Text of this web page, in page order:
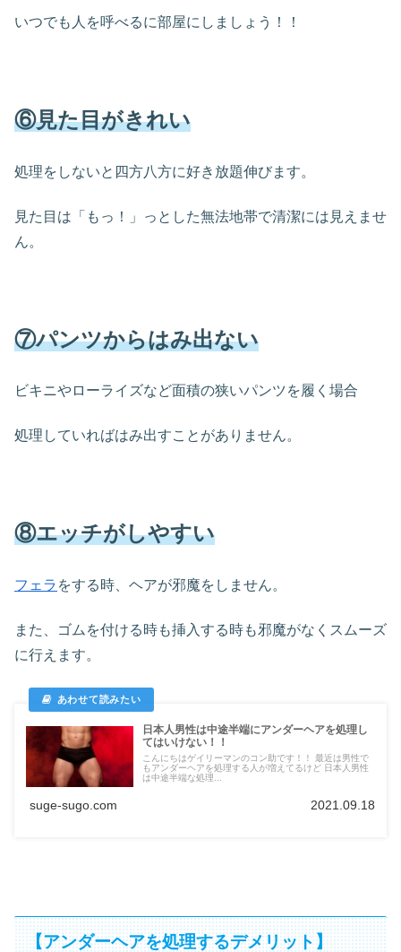
いつでも人を呼べるに部屋にしましょう！！
⑥見た目がきれい
処理をしないと四方八方に好き放題伸びます。
見た目は「もっ！」っとした無法地帯で清潔には見えませ
ん。
⑦パンツからはみ出ない
ビキニやローライズなど面積の狭いパンツを履く場合
処理していればはみ出すことがありません。
⑧エッチがしやすい
フェラ をする時、ヘアが邪魔をしません。
また、ゴムを付ける時も挿入する時も邪魔がなくスムーズ
に行えます。
日本人男性は中途半端にアンダーヘアを処理し
てはいけない！！
こんにちはゲイリーマンのコン助です！！ 最近は男性で
もアンダーヘアを処理する人が増えてるけど 日本人男性
は中途半端な処理...
suge-sugo.com 2021.09.18
【アンダーヘアを処理するデメリット】